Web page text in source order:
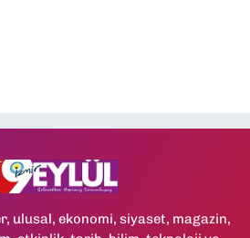
ulusal, ekonomi, siyaset, magazin,